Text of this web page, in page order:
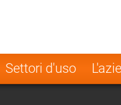
Settori d'uso
Norway